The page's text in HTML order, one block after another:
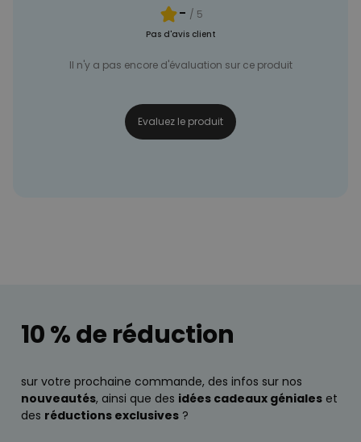
- / 5
Pas d'avis client
Il n'y a pas encore d'évaluation sur ce produit
Evaluez le produit
10 % de réduction
sur votre prochaine commande, des infos sur nos
nouveautés, ainsi que des idées cadeaux géniales et
des réductions exclusives ?